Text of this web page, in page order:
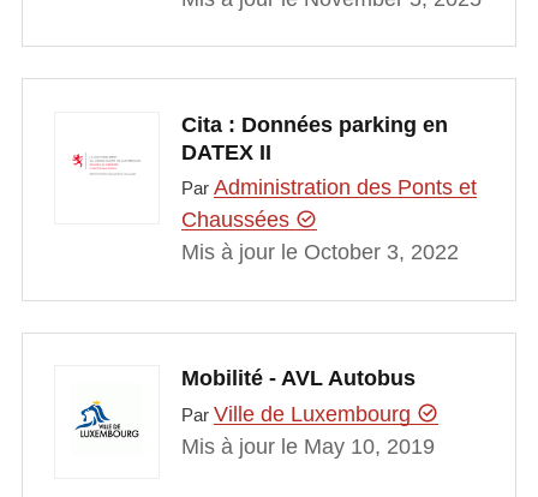
Cita : Données parking en
DATEX II
Par Administration des Ponts et
Chaussées
Mis à jour le October 3, 2022
Mobilité - AVL Autobus
Par Ville de Luxembourg
Mis à jour le May 10, 2019